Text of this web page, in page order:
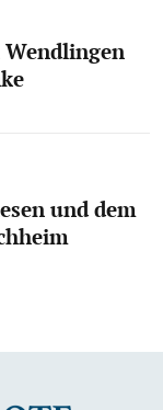
und dem